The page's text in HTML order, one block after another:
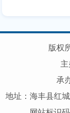
版权
承
地址：海丰县红